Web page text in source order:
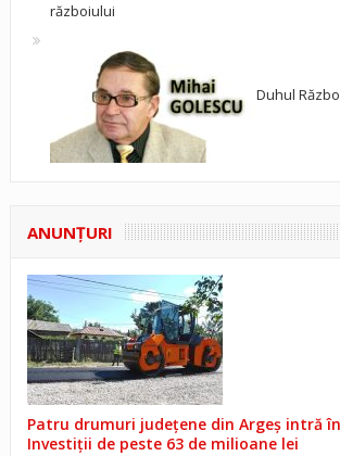
războiului
Duhul
ANUNŢURI
Patru drumuri județene din Argeș intră
Investiții de peste 63 de milioane lei